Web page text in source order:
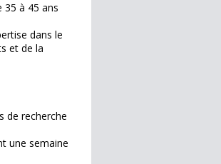
35 à 45 ans
dans le
et de la
de recherche
une semaine